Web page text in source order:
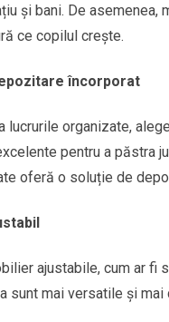
și bani. De asemenea,
ce copilul crește.
încorporat
lucrurile organizate,
pentru a păstra
oferă o soluție de
ajustabile, cum ar fi
sunt mai versatile și